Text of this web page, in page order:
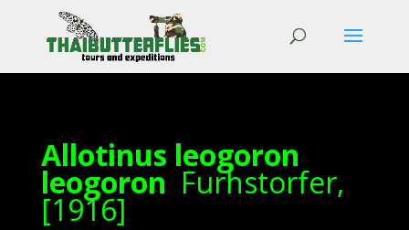
Allotinus leogoron
leogoron Furhstorfer,
[1916]